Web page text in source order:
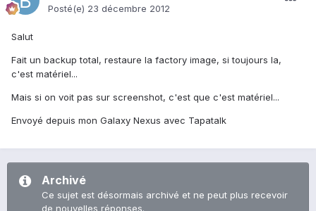
Posté(e) 23 décembre 2012
Salut
Fait un backup total, restaure la factory image, si toujours la,
c'est matériel...
Mais si on voit pas sur screenshot, c'est que c'est matériel...
Envoyé depuis mon Galaxy Nexus avec Tapatalk
Archivé
Ce sujet est désormais archivé et ne peut plus recevoir
de nouvelles réponses.